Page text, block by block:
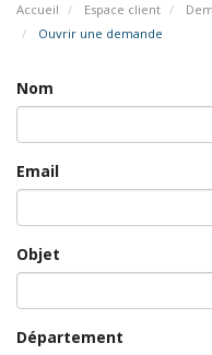
Accueil Espace client
Ouvrir une demande
Nom
Email
Objet
Département